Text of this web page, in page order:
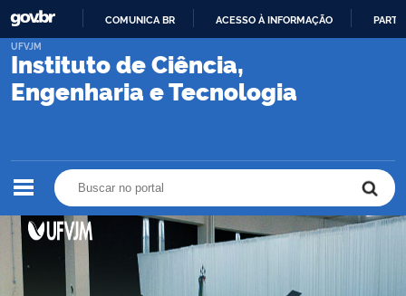
PARA
CONTEÚDO
COMUNICA BR ACESSO À INFORMAÇÃO
Instituto de Ciência,
Engenharia e Tecnologia
UFVJM